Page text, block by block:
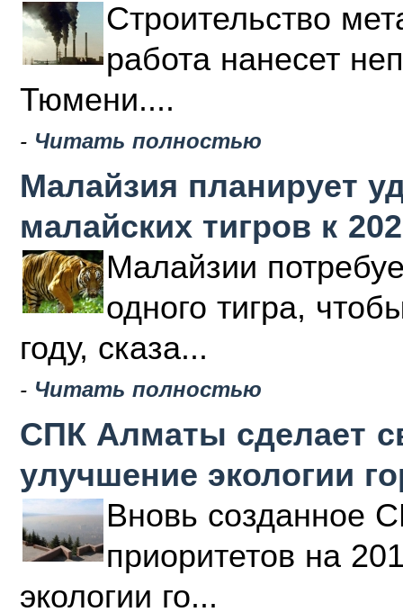
Строительство
работа нанесет
Тюмени....
- Читать полностью
Малайзия планирует
малайских тигров к
Малайзии
одного тигра,
году, сказа...
- Читать полностью
СПК Алматы сделает
улучшение экологии
Вновь созданное
приоритетов на
экологии го...